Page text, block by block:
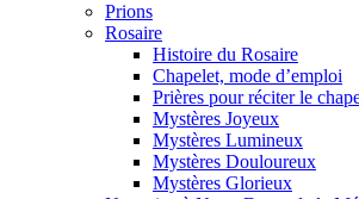
Prions
Rosaire
Histoire du Rosaire
Chapelet, mode d’emploi
Prières pour réciter le
Mystères Joyeux
Mystères Lumineux
Mystères Douloureux
Mystères Glorieux